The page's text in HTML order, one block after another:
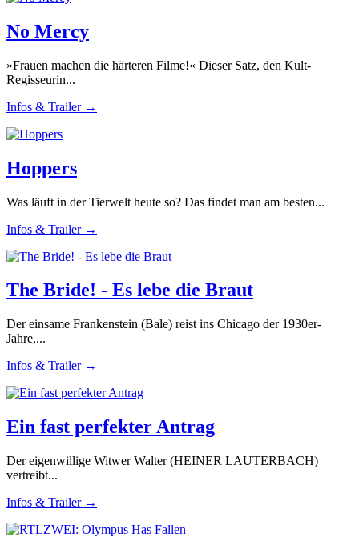
No Mercy
»Frauen machen die härteren Filme!« Dieser Satz, den Kult-
Regisseurin...
Infos & Trailer →
Hoppers
Was läuft in der Tierwelt heute so? Das findet man am besten...
Infos & Trailer →
The Bride! - Es lebe die Braut
Der einsame Frankenstein (Bale) reist ins Chicago der 1930er-
Jahre,...
Infos & Trailer →
Ein fast perfekter Antrag
Der eigenwillige Witwer Walter (HEINER LAUTERBACH)
vertreibt...
Infos & Trailer →